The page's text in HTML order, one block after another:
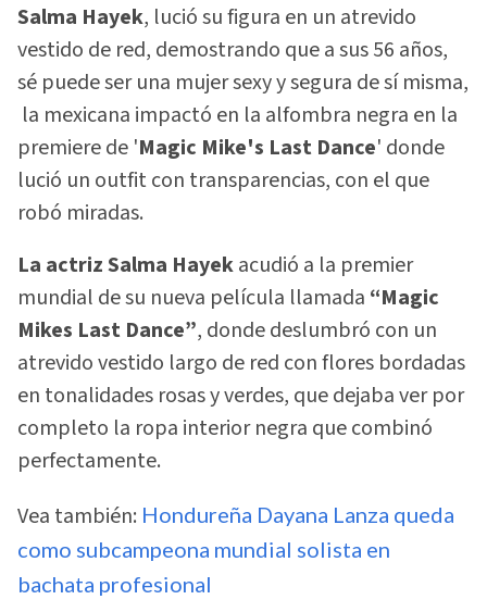
Salma Hayek, lució su figura en un atrevido
vestido de red, demostrando que a sus 56 años,
sé puede ser una mujer sexy y segura de sí misma,
la mexicana impactó en la alfombra negra en la
premiere de 'Magic Mike's Last Dance' donde
lució un outfit con transparencias, con el que
robó miradas.
La actriz Salma Hayekacudió a la premier
mundial de su nueva película llamada “Magic
Mikes Last Dance”, donde deslumbró con un
atrevido vestido largo de red con flores bordadas
en tonalidades rosas y verdes, que dejaba ver por
completo la ropa interior negra que combinó
perfectamente.
Vea también: Hondureña Dayana Lanza queda
como subcampeona mundial solista en
bachata profesional